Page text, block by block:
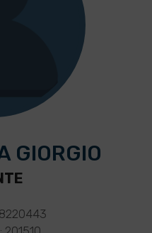
GIORGIO